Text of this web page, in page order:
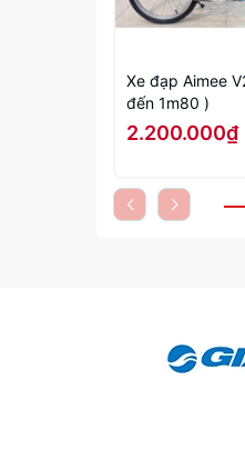
Xe đạp Aimee V20 (
đến 1m80 )
2.200.000₫